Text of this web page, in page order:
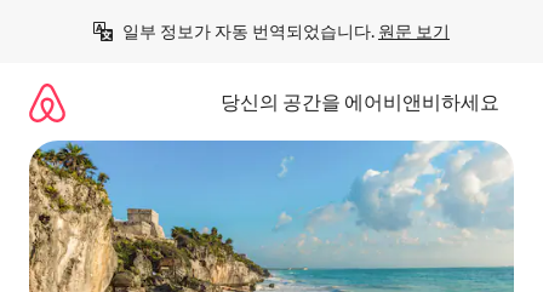
일부 정보가 자동 번역되었습니다. 원문 보기
당신의 공간을 에어비앤비하세요